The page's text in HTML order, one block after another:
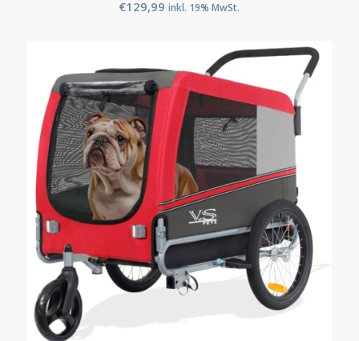
€129,99 inkl. 19% MwSt.